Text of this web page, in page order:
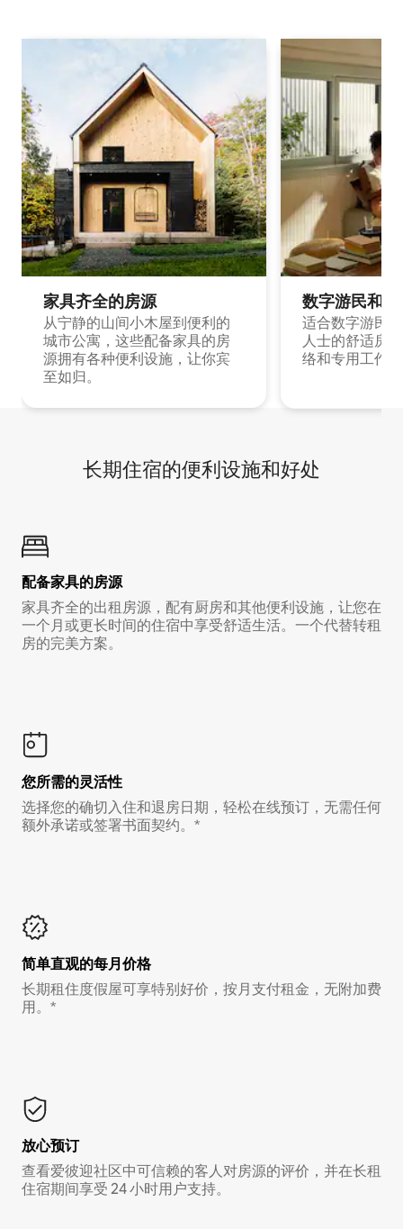
家具齐全的房源
从宁静的山间小木屋到便利的
城市公寓，这些配备家具的房
源拥有各种便利设施，让你宾
至如归。
数字游民和
适合数字游民
人士的舒适房
络和专用工作
长期住宿的便利设施和好处
配备家具的房源
家具齐全的出租房源，配有厨房和其他便利设施，让您在
一个月或更长时间的住宿中享受舒适生活。一个代替转租
房的完美方案。
您所需的灵活性
选择您的确切入住和退房日期，轻松在线预订，无需任何
额外承诺或签署书面契约。*
简单直观的每月价格
长期租住度假屋可享特别好价，按月支付租金，无附加费
用。*
放心预订
查看爱彼迎社区中可信赖的客人对房源的评价，并在长租
住宿期间享受 24 小时用户支持。